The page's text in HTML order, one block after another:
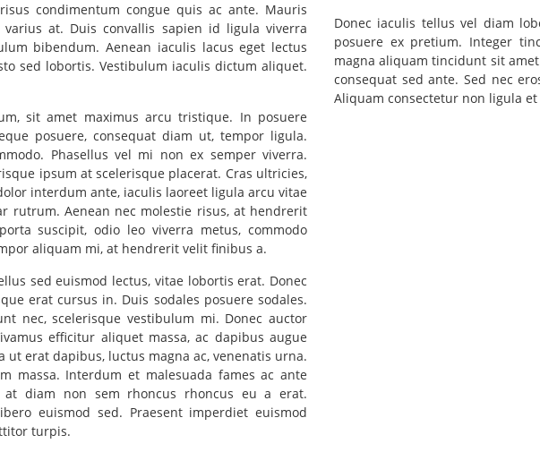
condimentum congue quis ac ante. Mauris
at. Duis convallis sapien id ligula viverra
bibendum. Aenean iaculis lacus eget lectus
sed lobortis. Vestibulum iaculis dictum aliquet.
sit amet maximus arcu tristique. In posuere
posuere, consequat diam ut, tempor ligula.
Phasellus vel mi non ex semper viverra.
ipsum at scelerisque placerat. Cras ultricies,
interdum ante, iaculis laoreet ligula arcu vitae
rutrum. Aenean nec molestie risus, at hendrerit
suscipit, odio leo viverra metus, commodo
aliquam mi, at hendrerit velit finibus a.
sed euismod lectus, vitae lobortis erat. Donec
erat cursus in. Duis sodales posuere sodales.
nec, scelerisque vestibulum mi. Donec auctor
efficitur aliquet massa, ac dapibus augue
erat dapibus, luctus magna ac, venenatis urna.
massa. Interdum et malesuada fames ac ante
at diam non sem rhoncus rhoncus eu a erat.
euismod sed. Praesent imperdiet euismod
turpis.
Donec iaculis tellus vel diam
posuere ex pretium. Integer
magna aliquam tincidunt sit
consequat sed ante. Sed nec
Aliquam consectetur non ligula